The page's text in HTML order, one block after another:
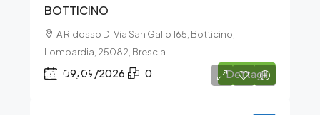
BOTTICINO
A Ridosso Di Via San Gallo 165, Botticino,
Lombardia, 25082, Brescia
09/09/2026 0 Dettagli
€101.391